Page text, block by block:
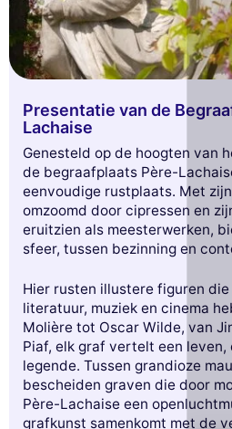
Deze website gebruikt
cookies
Wij gebruiken cookies en uw
gegevens om uw browse-ervaring te
Presentatie van de
Lachaise
Genesteld op de hoogten van
de begraafplaats Père-
eenvoudige rustplaats. Met
omzoomd door cipressen en
eruitzien als meesterwerken,
sfeer, tussen bezinning en
Hier rusten illustere figuren
literatuur, muziek en cinema
Molière tot Oscar Wilde, van
Piaf, elk graf vertelt een leven,
legende. Tussen grandioze
bescheiden graven die door
Père-Lachaise een
grafkunst samenkomt met de